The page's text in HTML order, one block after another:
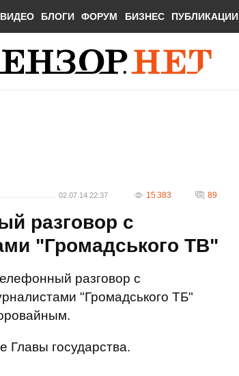
ВИДЕО БЛОГИ ФОРУМ БИЗНЕС ПУБЛИКАЦИИ
02.07.14 22:37 15 383 89
разговор с
"Громадського ТВ"
разговор с
"Громадського ТБ"
Главы государства.